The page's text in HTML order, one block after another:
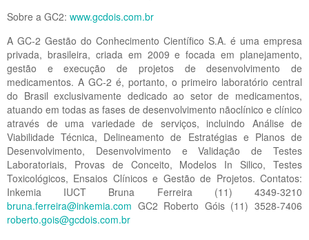
Sobre a GC2: www.gcdois.com.br
A GC-2 Gestão do Conhecimento Científico S.A. é uma empresa
privada, brasileira, criada em 2009 e focada em planejamento,
gestão e execução de projetos de desenvolvimento de
medicamentos. A GC-2 é, portanto, o primeiro laboratório central
do Brasil exclusivamente dedicado ao setor de medicamentos,
atuando em todas as fases de desenvolvimento nãoclínico e clínico
através de uma variedade de serviços, incluindo Análise de
Viabilidade Técnica, Delineamento de Estratégias e Planos de
Desenvolvimento, Desenvolvimento e Validação de Testes
Laboratoriais, Provas de Conceito, Modelos In Silico, Testes
Toxicológicos, Ensaios Clínicos e Gestão de Projetos. Contatos:
Inkemia IUCT Bruna Ferreira (11) 4349-3210
bruna.ferreira@inkemia.com GC2 Roberto Góis (11) 3528-7406
roberto.gois@gcdois.com.br